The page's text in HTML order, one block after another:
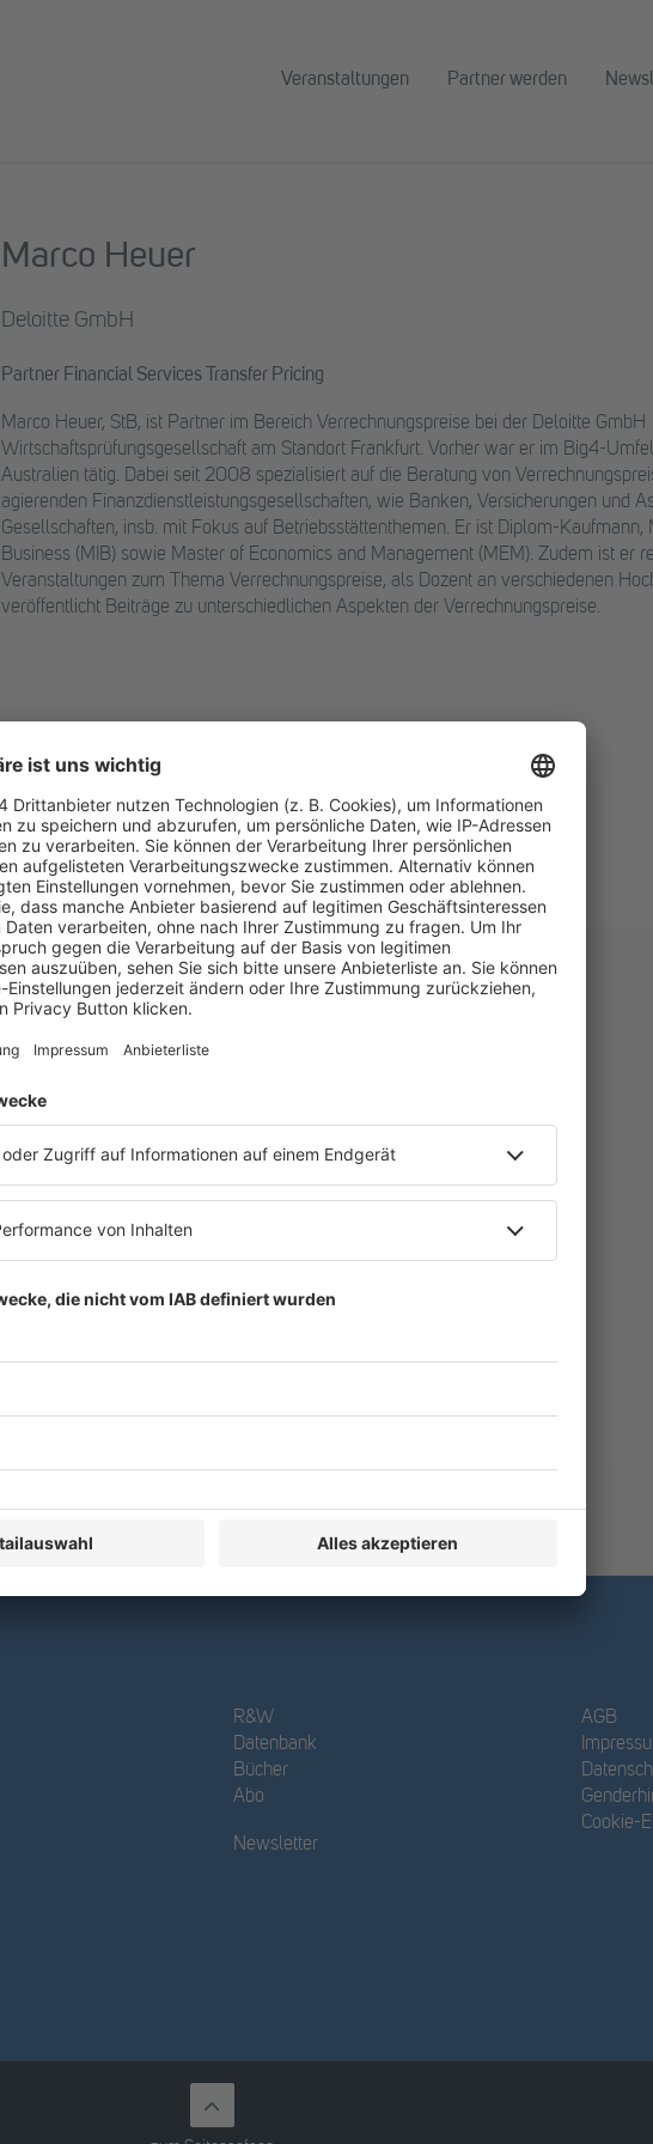
Veranstaltungen Partner werden
Marco Heuer
Deloitte GmbH
Partner Financial Services Transfer Pricing
Marco Heuer, StB, ist Partner im Bereich Verrechnungspreise bei der Deloitte GmbH
Wirtschaftsprüfungsgesellschaft am Standort Frankfurt. Vorher war er im Big4-
Australien tätig. Dabei seit 2008 spezialisiert auf die Beratung von
agierenden Finanzdienstleistungsgesellschaften, wie Banken, Versicherungen und
Gesellschaften, insb. mit Fokus auf Betriebsstättenthemen. Er ist Diplom-Kaufmann,
Business (MIB) sowie Master of Economics and Management (MEM). Zudem ist er
Veranstaltungen zum Thema Verrechnungspreise, als Dozent an verschiedenen
veröffentlicht Beiträge zu unterschiedlichen Aspekten der Verrechnungspreise.
R&W
Datenbank
Bücher
Abo
Newsletter
AGB
Cookie-